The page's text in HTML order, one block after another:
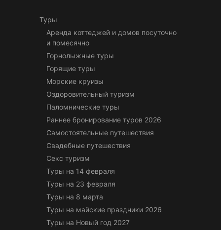
Туры
Аренда коттеджей и домов посуточно
и помесячно
Горнолыжные туры
Горящие туры
Морские круизы
Оздоровительный туризм
Паломнические туры
Раннее бронирование туров 2026
Самостоятельные путешествия
Свадебные путешествия
Секс туризм
Туры на 14 февраля
Туры на 23 февраля
Туры на 8 марта
Туры на майские праздники 2026
Туры на Новый год 2027